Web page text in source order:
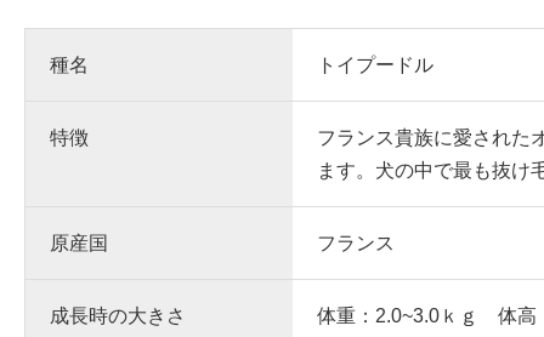
種名 トイプードル
特徴
フランス貴族に愛された
ます。犬の中で最も抜け
原産国 フランス
成長時の大きさ 体重：2.0~3.0ｋｇ 体高